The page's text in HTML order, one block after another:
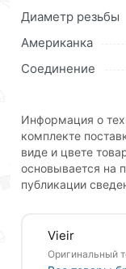
Данний товар от
купленного
обязательно).
Диаметр резьбы
Американка
Соединение
Информация о
комплекте
виде и цвете
основывается на
публикации
Vieir
Оригинальный